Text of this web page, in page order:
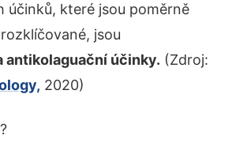
účinků, které jsou poměrně
jsou
antikolaguační účinky. (Zdroj:
2020)